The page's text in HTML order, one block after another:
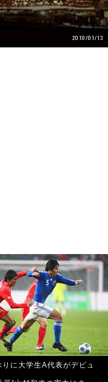
2010/01/13
りに大学生A代表がデビュ